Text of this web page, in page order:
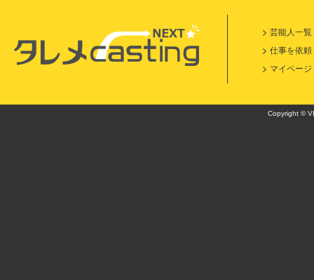
芸能人一覧
仕事を依頼
マイページ
Copyright ©